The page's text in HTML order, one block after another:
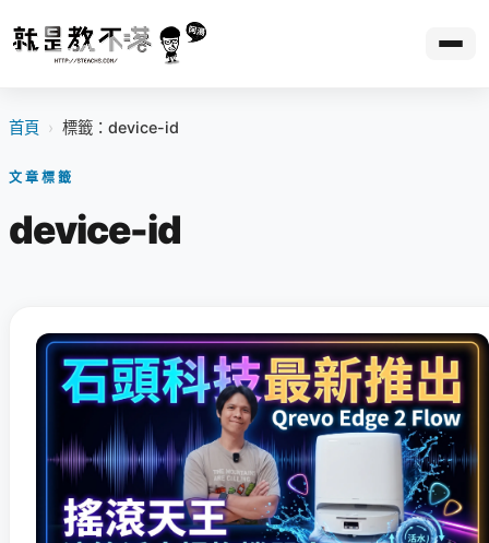
首頁 › 標籤：device-id
文章標籤
device-id